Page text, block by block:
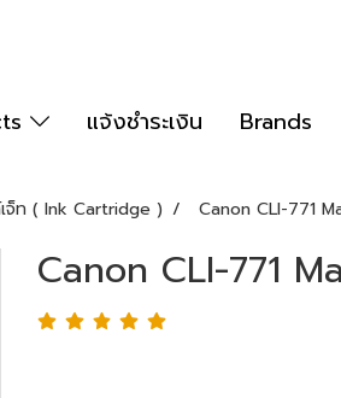
แจ้งชำระเงิน Brands
ท ( Ink Cartridge ) Canon CLI-771
Canon CLI-771